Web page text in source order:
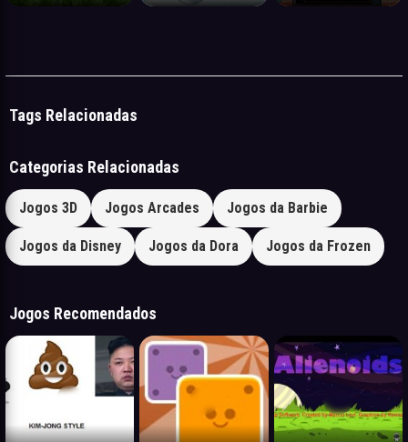
Tags Relacionadas
Categorias Relacionadas
Jogos 3D Jogos Arcades Jogos da Barbie
Jogos da Disney Jogos da Dora Jogos da Frozen
Jogos Recomendados